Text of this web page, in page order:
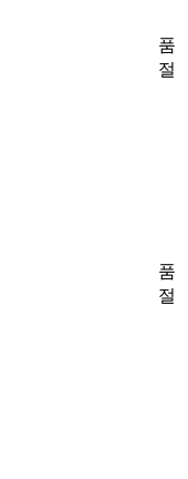
품
절
품
절